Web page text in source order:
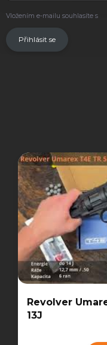
Vložením e-mailu souhlasíte s
Přihlásit se
Revolver
13J